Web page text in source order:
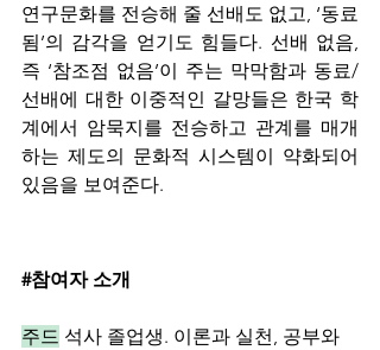
연구문화를 전승해 줄 선배도 없고, ‘동료
됨’의 감각을 얻기도 힘들다. 선배 없음,
즉 ‘참조점 없음’이 주는 막막함과 동료/
선배에 대한 이중적인 갈망들은 한국 학
계에서 암묵지를 전승하고 관계를 매개
하는 제도의 문화적 시스템이 약화되어
있음을 보여준다.
#참여자 소개
주드 석사 졸업생. 이론과 실천, 공부와